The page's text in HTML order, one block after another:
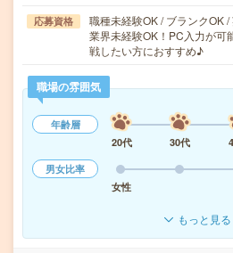
応募資格
職種未経験OK / ブランクOK
業界未経験OK！PC入力が可
戦したい方におすすめ♪
職場の雰囲気
年齢層
20代
30代
男女比率
女性
もっと見る